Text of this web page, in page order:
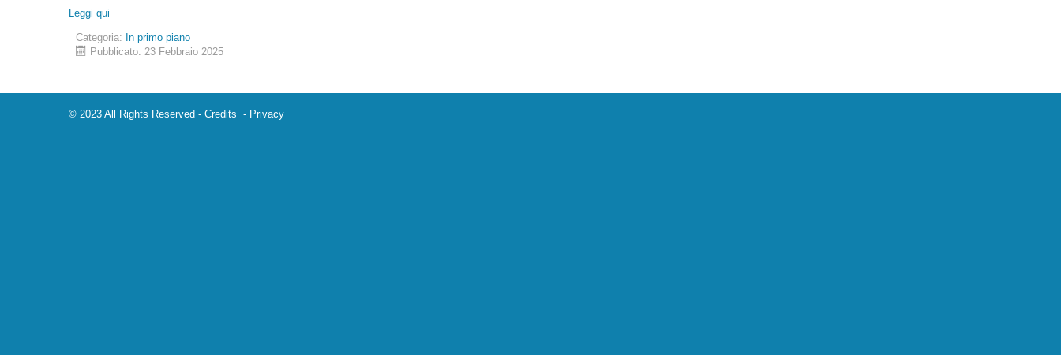
Leggi qui
Categoria: In primo piano
Pubblicato: 23 Febbraio 2025
© 2023 All Rights Reserved - Credits - Privacy